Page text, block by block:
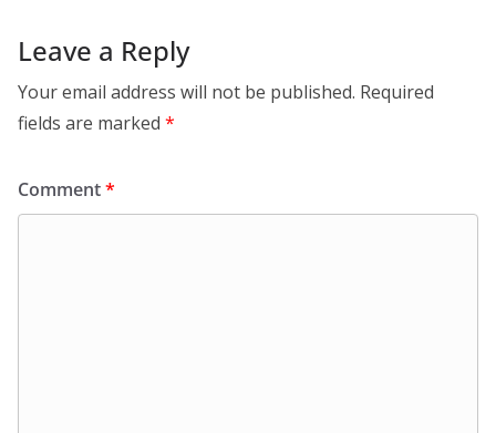
Leave a Reply
Your email address will not be published. Required
fields are marked *
Comment*